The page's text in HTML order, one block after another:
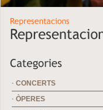
· CONCERTS
· ÒPERES